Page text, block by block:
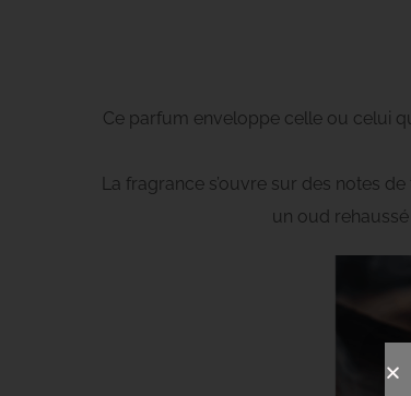
Ce parfum enveloppe celle ou celui
La fragrance s’ouvre sur des notes
un oud